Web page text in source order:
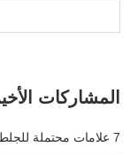
المشاركات
7 علامات محتملة للجلطات الدموية لا ينبغي تجاهلها